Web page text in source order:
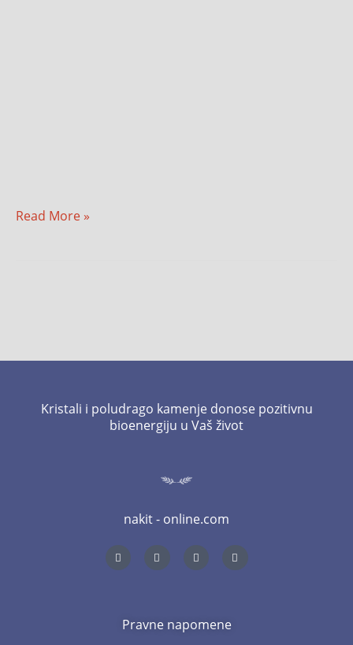
Read More »
Kristali i poludrago kamenje donose pozitivnu
bioenergiju u Vaš život
nakit - online.com
n
s
t
m
w
i
t
i
n
k
-
i
a
c
e
Pravne napomene